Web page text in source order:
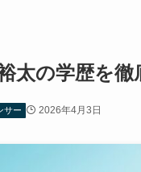
太の学歴を
サー 2026年4月3日